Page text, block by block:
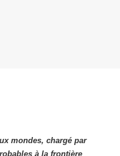
mondes, chargé par
à la frontière